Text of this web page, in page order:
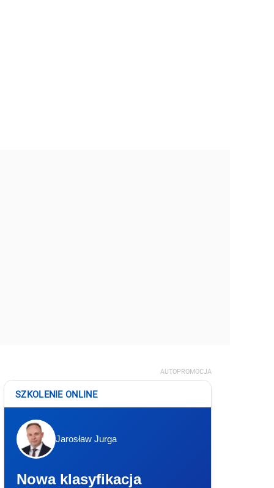
AUTOPROMOCJA
SZKOLENIE ONLINE
Jarosław Jurga
Nowa klasyfikacja